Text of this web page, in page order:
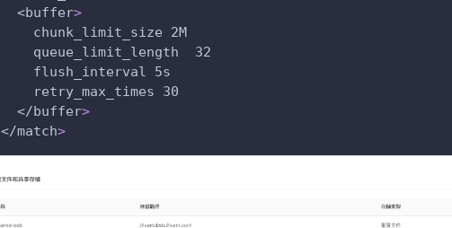
  <buffer
>
    chunk_limit_size 2M
    queue_limit_length  32
    flush_interval 5s
    retry_max_times 30
  </buffer
>
</match>